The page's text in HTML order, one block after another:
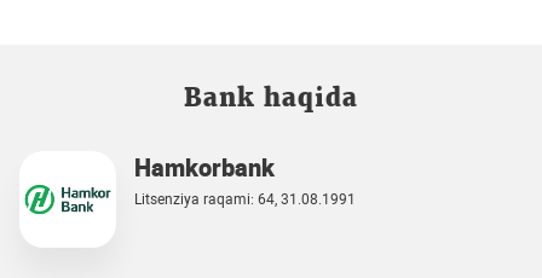
Bank haqida
Hamkorbank
Litsenziya raqami: 64, 31.08.1991